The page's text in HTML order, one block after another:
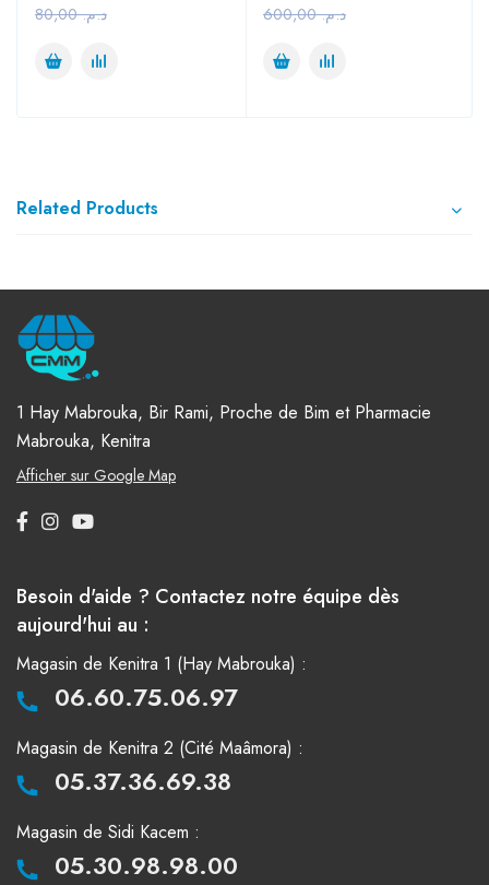
د.م.80,00 د.م.600,00
Related Products
1 Hay Mabrouka, Bir Rami, Proche de Bim et Pharmacie
Mabrouka, Kenitra
Afficher sur Google Map
Besoin d'aide ? Contactez notre équipe dès
aujourd'hui au :
Magasin de Kenitra 1 (Hay Mabrouka) :
06.60.75.06.97
Magasin de Kenitra 2 (Cité Maâmora) :
05.37.36.69.38
Magasin de Sidi Kacem :
05.30.98.98.00